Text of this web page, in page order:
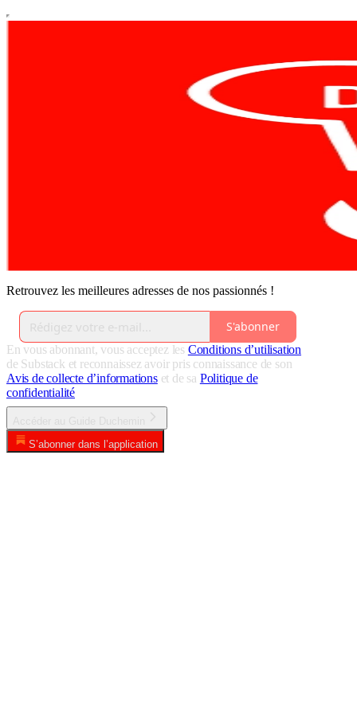
Retrouvez les meilleures adresses de nos passionnés !
S'abonner
En vous abonnant, vous acceptez les Conditions d’utilisation
de Substack et reconnaissez avoir pris connaissance de son
Avis de collecte d’informationset de sa Politique de
confidentialité
S’abonner dans l’application